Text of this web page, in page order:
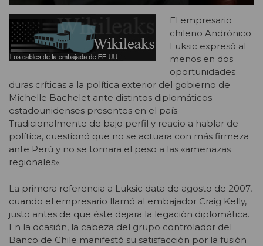
El empresario
chileno Andrónico
Luksic expresó al
menos en dos
oportunidades
duras críticas a la política exterior del gobierno de
Michelle Bachelet ante distintos diplomáticos
estadounidenses presentes en el país.
Tradicionalmente de bajo perfil y reacio a hablar de
política, cuestionó que no se actuara con más firmeza
ante Perú y no se tomara el peso a las «amenazas
regionales».
La primera referencia a Luksic data de agosto de 2007,
cuando el empresario llamó al embajador Craig Kelly,
justo antes de que éste dejara la legación diplomática.
En la ocasión, la cabeza del grupo controlador del
Banco de Chile manifestó su satisfacción por la fusión